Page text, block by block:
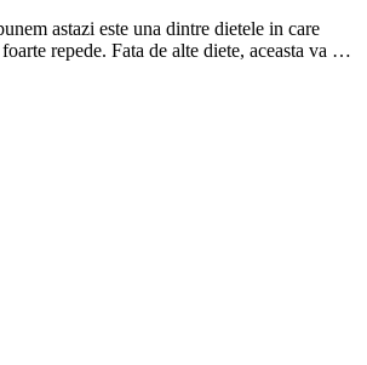
astazi este una dintre dietele in care
repede. Fata de alte diete, aceasta va …